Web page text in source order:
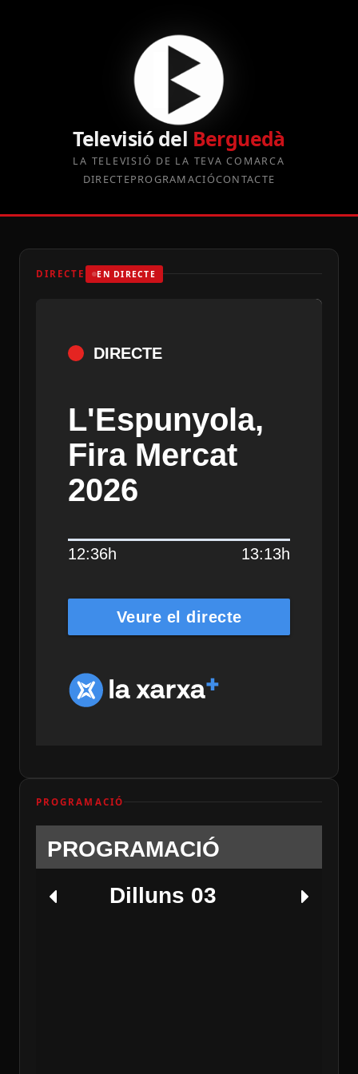
Televisió del Berguedà
LA TELEVISIÓ DE LA TEVA COMARCA
DIRECTEPROGRAMACIÓCONTACTE
DIRECTE EN DIRECTE
DIRECTE
L'Espunyola,
Fira Mercat
2026
12:36h 13:13h
Veure el directe
PROGRAMACIÓ
PROGRAMACIÓ
Dilluns 03